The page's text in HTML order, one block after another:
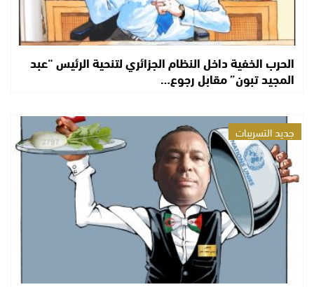
الحرب الخفية داخل النظام الجزائري لتنحية الرئيس “عبد
المجيد تبون” مقابل رجوع…
جديد التسريبات